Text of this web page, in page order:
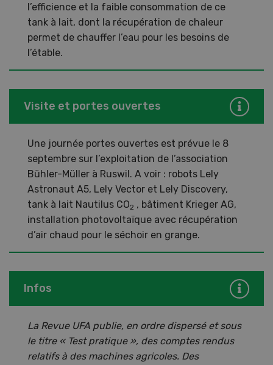
l’efficience et la faible consommation de ce
tank à lait, dont la récupération de chaleur
permet de chauffer l’eau pour les besoins de
l’étable.
Visite et portes ouvertes
Une journée portes ouvertes est prévue le 8
septembre sur l’exploitation de l’association
Bühler-Müller à Ruswil. A voir : robots Lely
Astronaut A5, Lely Vector et Lely Discovery,
tank à lait Nautilus CO2 , bâtiment Krieger AG,
installation photovoltaïque avec récupération
d’air chaud pour le séchoir en grange.
Infos
La Revue UFA publie, en ordre dispersé et sous
le titre « Test pratique », des comptes rendus
relatifs à des machines agricoles. Des